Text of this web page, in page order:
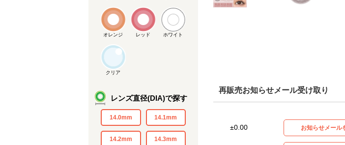
オレンジ レッド ホワイト
クリア
レンズ直径(DIA)で探す
14.0mm 14.1mm
14.2mm 14.3mm
再販売お知らせメール受け取り
±0.00 お知らせメール